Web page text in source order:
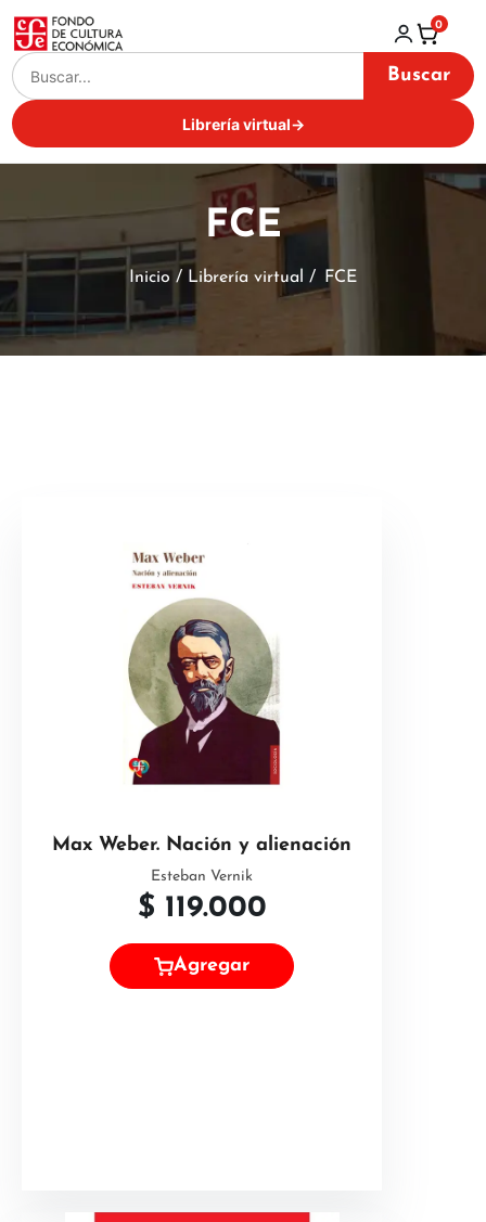
Buscar
Librería virtual→
0
FCE
Inicio / Librería virtual / FCE
Max Weber. Nación y alienación
Esteban Vernik
$ 119.000
Agregar